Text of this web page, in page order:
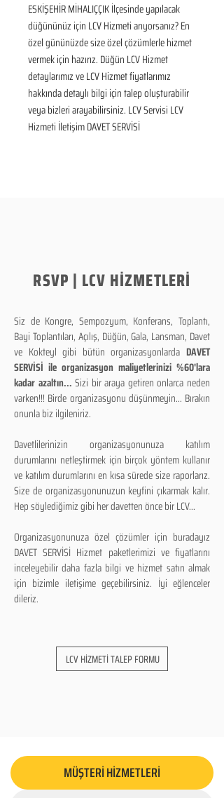
ESKİŞEHİR MİHALIÇÇIK İlçesinde yapılacak
düğününüz için LCV Hizmeti arıyorsanız? En
özel gününüzde size özel çözümlerle hizmet
vermek için hazırız. Düğün LCV Hizmet
detaylarımız ve LCV Hizmet fiyatlarımız
hakkında detaylı bilgi için talep oluşturabilir
veya bizleri arayabilirsiniz. LCV Servisi LCV
Hizmeti İletişim DAVET SERVİSİ
RSVP | LCV HİZMETLERİ
Siz de Kongre, Sempozyum, Konferans, Toplantı,
Bayi Toplantıları, Açılış, Düğün, Gala, Lansman, Davet
ve Kokteyl gibi bütün organizasyonlarda DAVET
SERVİSİ ile organizasyon maliyetlerinizi %60'lara
kadar azaltın...Sizi bir araya getiren onlarca neden
varken!!! Birde organizasyonu düşünmeyin... Bırakın
onunla biz ilgileniriz.
Davetlilerinizin organizasyonunuza katılım
durumlarını netleştirmek için birçok yöntem kullanır
ve katılım durumlarını en kısa sürede size raporlarız.
Size de organizasyonunuzun keyfini çıkarmak kalır.
Hep söylediğimiz gibi her davetten önce bir LCV...
Organizasyonunuza özel çözümler için buradayız
DAVET SERVİSİ Hizmet paketlerimizi ve fiyatlarını
inceleyebilir daha fazla bilgi ve hizmet satın almak
için bizimle iletişime geçebilirsiniz. İyi eğlenceler
dileriz.
LCV HİZMETİ TALEP FORMU
MÜŞTERİ HİZMETLERİ